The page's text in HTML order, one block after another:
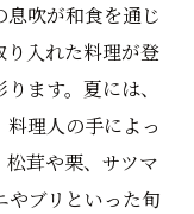
吹が和食を通じ
入れた料理が登
ます。夏には、
理人の手によっ
茸や栗、サツマ
ブリといった旬